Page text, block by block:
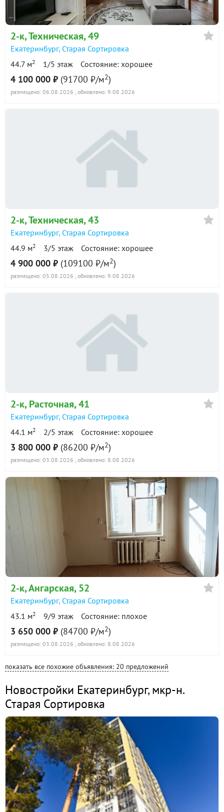
Показать всю историю: 19 предложений →
2-к, Техническая, 49
Екатеринбург, Старая Сортировка
44.7 м2 1/5 этаж Состояние: хорошее
4 100 000 ₽ (91700 ₽/м2)
размещено: 06.08.2026 , обновлено: 9.08.2026
2-к, Техническая, 43
Екатеринбург, Старая Сортировка
44.9 м2 3/5 этаж Состояние: хорошее
4 900 000 ₽ (109100 ₽/м2)
размещено: 05.08.2026 , обновлено: 9.08.2026
2-к, Расточная, 41
Екатеринбург, Старая Сортировка
44.1 м2 2/5 этаж Состояние: хорошее
3 800 000 ₽ (86200 ₽/м2)
размещено: 03.08.2026 , обновлено: 8.08.2026
2-к, Ангарская, 52
Екатеринбург, Старая Сортировка
43.1 м2 9/9 этаж Состояние: плохое
3 650 000 ₽ (84700 ₽/м2)
размещено: 03.08.2026 , обновлено: 8.08.2026
показать все похожие объявления: 20 предложений
Новостройки Екатеринбург,мкр-н.
Старая Сортировка